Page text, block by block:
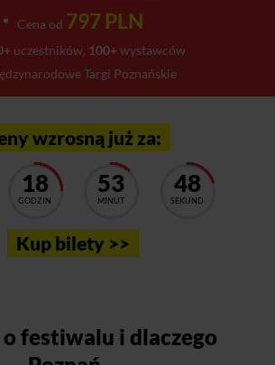
Cena od 797 PLN
uczestników, 100+wystawców
Targi Poznańskie
wzrosną już za:
18
GODZIN
53
MINUT
43
SEKUND
Kup bilety >>
festiwalu i dlaczego